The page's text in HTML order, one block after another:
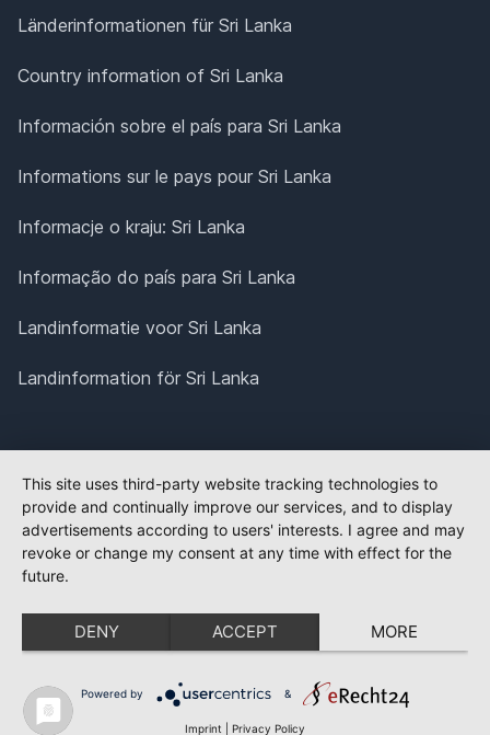
Länderinformationen für Sri Lanka
Country information of Sri Lanka
Información sobre el país para Sri Lanka
Informations sur le pays pour Sri Lanka
Informacje o kraju: Sri Lanka
Informação do país para Sri Lanka
Landinformatie voor Sri Lanka
Landinformation för Sri Lanka
This site uses third-party website tracking technologies to
provide and continually improve our services, and to display
advertisements according to users' interests. I agree and may
revoke or change my consent at any time with effect for the
future.
DENY ACCEPT MORE
Powered by &
Imprint Privacy Policy